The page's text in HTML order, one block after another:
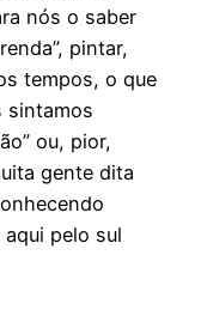
nós o saber
pintar,
tempos, o que
sintamos
ou, pior,
gente dita
pelo sul